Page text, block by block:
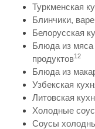
Туркменская
Блинчики,
Белорусская
Блюда из мяса
продуктов12
Блюда из
Узбекская
Литовская
Холодные
Соусы